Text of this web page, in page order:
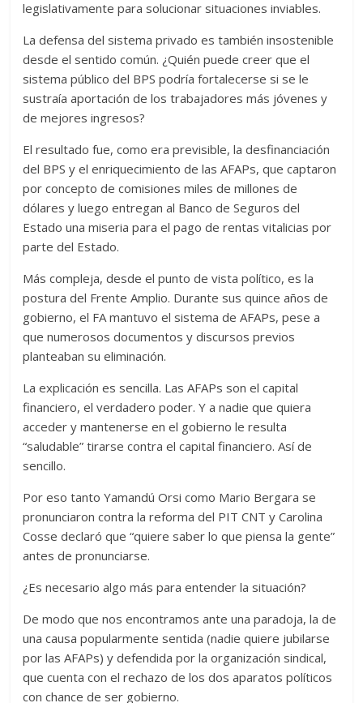
legislativamente para solucionar situaciones inviables.
La defensa del sistema privado es también insostenible
desde el sentido común. ¿Quién puede creer que el
sistema público del BPS podría fortalecerse si se le
sustraía aportación de los trabajadores más jóvenes y
de mejores ingresos?
El resultado fue, como era previsible, la desfinanciación
del BPS y el enriquecimiento de las AFAPs, que captaron
por concepto de comisiones miles de millones de
dólares y luego entregan al Banco de Seguros del
Estado una miseria para el pago de rentas vitalicias por
parte del Estado.
Más compleja, desde el punto de vista político, es la
postura del Frente Amplio. Durante sus quince años de
gobierno, el FA mantuvo el sistema de AFAPs, pese a
que numerosos documentos y discursos previos
planteaban su eliminación.
La explicación es sencilla. Las AFAPs son el capital
financiero, el verdadero poder. Y a nadie que quiera
acceder y mantenerse en el gobierno le resulta
“saludable” tirarse contra el capital financiero. Así de
sencillo.
Por eso tanto Yamandú Orsi como Mario Bergara se
pronunciaron contra la reforma del PIT CNT y Carolina
Cosse declaró que “quiere saber lo que piensa la gente”
antes de pronunciarse.
¿Es necesario algo más para entender la situación?
De modo que nos encontramos ante una paradoja, la de
una causa popularmente sentida (nadie quiere jubilarse
por las AFAPs) y defendida por la organización sindical,
que cuenta con el rechazo de los dos aparatos políticos
con chance de ser gobierno.